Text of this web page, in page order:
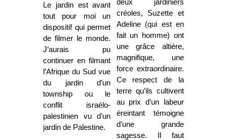
Le jardin est avant
tout pour moi un
dispositif qui permet
de filmer le monde.
J’aurais pu
continuer en filmant
l’Afrique du Sud vue
du jardin d’un
township ou le
conflit israélo-
palestinien vu d’un
jardin de Palestine.
deux jardiniers
créoles, Suzette et
Adeline (qui est en
fait un homme) ont
une grâce altière,
magnifique, une
force extraordinaire.
Ce respect de la
terre qu’ils cultivent
au prix d’un labeur
éreintant témoigne
d’une grande
sagesse. Il faut